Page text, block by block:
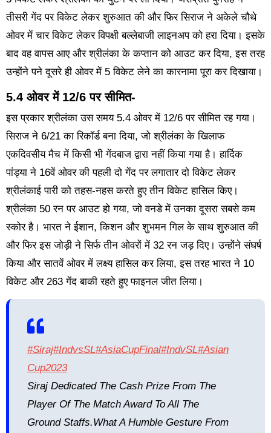
तीसरी गेंद पर विकेट लेकर शुरुआत की और फिर सिराज ने अकेले चौथे
ओवर में चार विकेट लेकर विपक्षी बल्लेबाजी लाइनअप को हरा दिया। इसके
बाद वह वापस आए और श्रीलंका के कप्तान को आउट कर दिया, इस तरह
उन्होंने पने दूसरे ही ओवर में 5 विकेट लेने का कारनामा पूरा कर दिखाया।
5.4 ओवर में 12/6 पर सीमित-
इस प्रकार श्रीलंका उस समय 5.4 ओवर में 12/6 पर सीमित रह गया।
सिराज ने 6/21 का रिकॉर्ड बना दिया, जो श्रीलंका के खिलाफ
एकदिवसीय मैच में किसी भी गेंदबाज द्वारा नहीं किया गया है। हार्दिक
पांड्या ने 16वें ओवर की पहली दो गेंद पर लगातार दो विकेट लेकर
श्रीलंकाई पारी को तहस-नहस करते हुए तीन विकेट हासिल किए।
श्रीलंका 50 रन पर आउट हो गया, जो वनडे में उनका दूसरा सबसे कम
स्कोर है। भारत ने ईशान, किशन और शुभमन गिल के साथ शुरुआत की
और फिर इस जोड़ी ने सिर्फ तीन ओवरों में 32 रन जड़ दिए। उन्होंने संघर्ष
किया और सातवें ओवर में लक्ष्य हासिल कर लिया, इस तरह भारत ने 10
विकेट और 263 गेंद बाकी रहते हुए फाइनल जीत लिया।
#Siraj#IndvsSL#AsiaCupFinal#IndvSL#Asian
Cup2023
Siraj Dedicated The Cash Prize From The
Player Of The Match Award To All The
Ground Staffs.what A Humble Gesture From